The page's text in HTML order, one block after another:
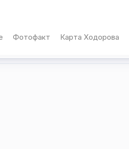
Фотофакт Карта Ходорова